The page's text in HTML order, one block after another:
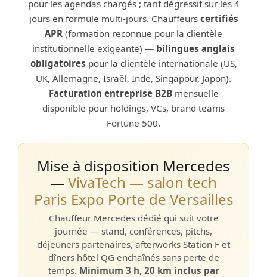
pour les agendas chargés ; tarif dégressif sur les 4
jours en formule multi-jours. Chauffeurs certifiés
APR (formation reconnue pour la clientèle
institutionnelle exigeante) — bilingues anglais
obligatoires pour la clientèle internationale (US,
UK, Allemagne, Israël, Inde, Singapour, Japon).
Facturation entreprise B2Bmensuelle
disponible pour holdings, VCs, brand teams
Fortune 500.
Mise à disposition Mercedes
— VivaTech — salon tech
Paris Expo Porte de Versailles
Chauffeur Mercedes dédié qui suit votre
journée — stand, conférences, pitchs,
déjeuners partenaires, afterworks Station F et
dîners hôtel QG enchaînés sans perte de
temps. Minimum 3 h, 20 km inclus par